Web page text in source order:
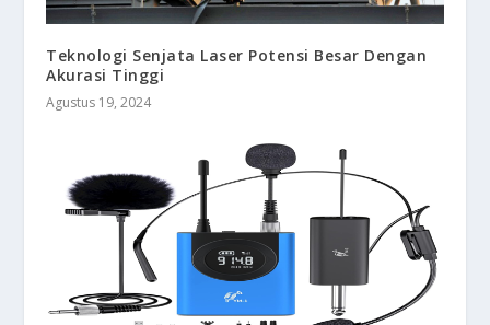
Teknologi Senjata Laser Potensi Besar Dengan
Akurasi Tinggi
Agustus 19, 2024